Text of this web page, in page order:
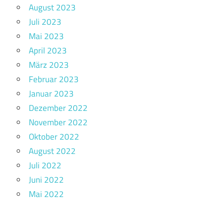
August 2023
Juli 2023
Mai 2023
April 2023
März 2023
Februar 2023
Januar 2023
Dezember 2022
November 2022
Oktober 2022
August 2022
Juli 2022
Juni 2022
Mai 2022